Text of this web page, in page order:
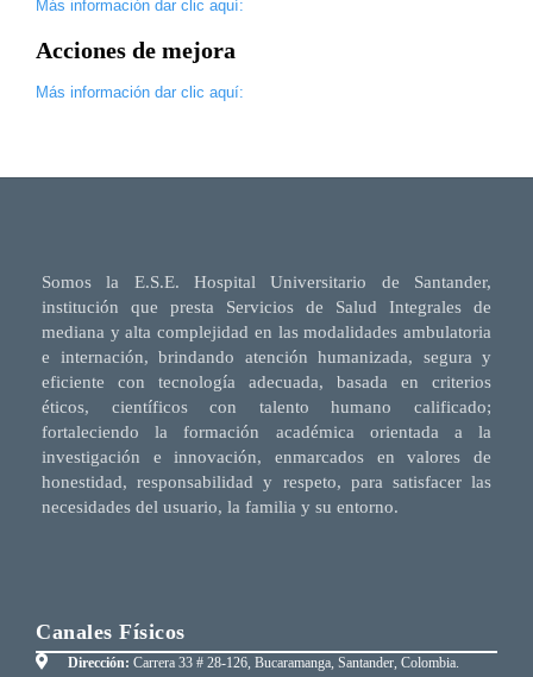
Más información dar clic aquí:
Acciones de mejora
Más información dar clic aquí:
Somos la E.S.E. Hospital Universitario de Santander,
institución que presta Servicios de Salud Integrales de
mediana y alta complejidad en las modalidades ambulatoria
e internación, brindando atención humanizada, segura y
eficiente con tecnología adecuada, basada en criterios
éticos, científicos con talento humano calificado;
fortaleciendo la formación académica orientada a la
investigación e innovación, enmarcados en valores de
honestidad, responsabilidad y respeto, para satisfacer las
necesidades del usuario, la familia y su entorno.
Canales Físicos
Dirección: Carrera 33 # 28-126, Bucaramanga, Santander, Colombia.